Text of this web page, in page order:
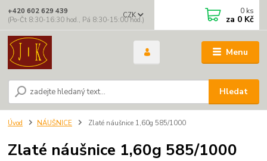
Menu
CZK
Hledat
+420 602 629 439
(Po-Čt 8:30-16:30 hod., Pá 8:30-15:00 hod.)
0 ks
za 0 Kč
Úvod NÁUŠNICE Zlaté náušnice 1,60g 585/1000
Zlaté náušnice 1,60g 585/1000